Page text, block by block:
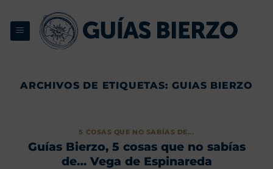
contenido
ARCHIVOS DE ETIQUETAS:GUIAS BIERZO
5 COSAS QUE NO SABÍAS DE...
Guías Bierzo, 5 cosas que no sabías
de… Vega de Espinareda